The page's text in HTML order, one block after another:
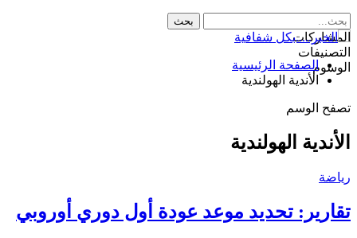
المشاركات
التصنيفات
الوسومالصفحة الرئيسية
الأندية الهولندية
تصفح الوسم
الأندية الهولندية
رياضة
تقارير: تحديد موعد عودة أول دوري أوروبي